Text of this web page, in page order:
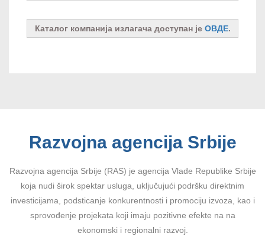
Каталог компанија излагача доступан је ОВДЕ.
Razvojna agencija Srbije
Razvojna agencija Srbije (RAS) je agencija Vlade Republike Srbije
koja nudi širok spektar usluga, uključujući podršku direktnim
investicijama, podsticanje konkurentnosti i promociju izvoza, kao i
sprovođenje projekata koji imaju pozitivne efekte na na
ekonomski i regionalni razvoj.